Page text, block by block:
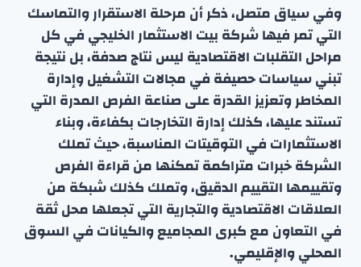
وفي سياق متصل، ذكر أن مرحلة الاستقرار والتماسك
التي تمر فيها شركة بيت الاستثمار الخليجي في كل
مراحل التقلبات الاقتصادية ليس نتاج صدفة، بل نتيجة
تبني سياسات حصيفة في مجالات التشغيل وإدارة
المخاطر وتعزيز القدرة على صناعة الفرص المدرة التي
تستند عليها، كذلك إدارة التخارجات بكفاءة، وبناء
الاستثمارات في التوقيتات المناسبة، حيث تملك
الشركة خبرات متراكمة تمكنها من قراءة الفرص
وتقييمها التقييم الدقيق، وتملك كذلك شبكة من
العلاقات الاقتصادية والتجارية التي تجعلها محل ثقة
في التعاون مع كبرى المجاميع والكيانات في السوق
المحلي والإقليمي.